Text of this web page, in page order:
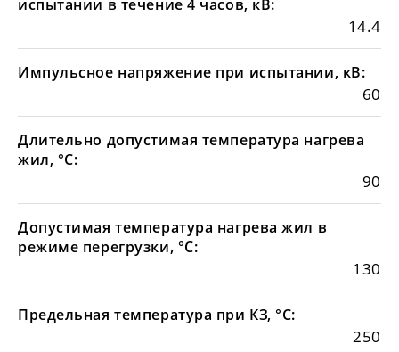
испытании в течение 4 часов, кВ:
14.4
Импульсное напряжение при испытании, кВ:
60
Длительно допустимая температура нагрева
жил, °С:
90
Допустимая температура нагрева жил в
режиме перегрузки, °С:
130
Предельная температура при КЗ, °С:
250